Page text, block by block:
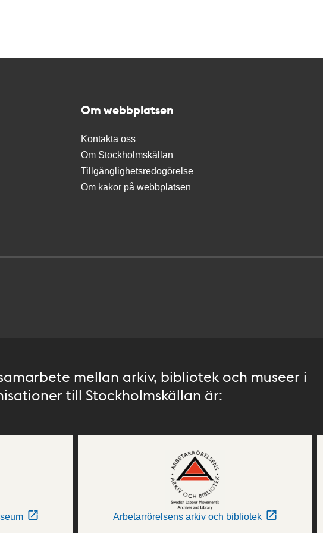
Om webbplatsen
Kontakta oss
Om Stockholmskällan
Tillgänglighetsredogörelse
Om kakor på webbplatsen
mellan arkiv, bibliotek och museer i
till Stockholmskällan är:
Arbetarrörelsens arkiv och bibliotek